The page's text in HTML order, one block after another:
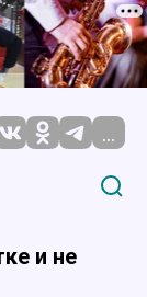
...
и не